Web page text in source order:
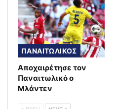
ΠΑΝΑΙΤΩΛΙΚΟΣ
Αποχαιρέτησε τον
Παναιτωλικό ο
Μλάντεν